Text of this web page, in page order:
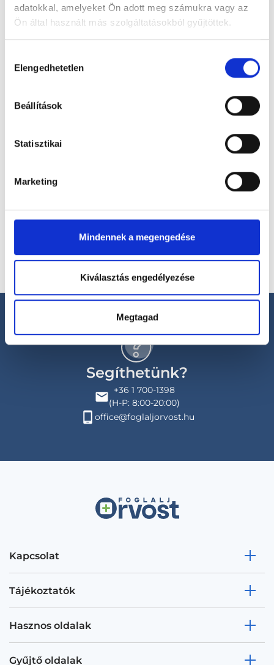
adatokkal, amelyeket Ön adott meg számukra vagy az
Ön által használt más szolgáltatásokból gyűjtöttek.
szabályzat:https://foglaljorvost.hu/info/foglaljorvost-
kiválasztása
Elengedhetetlen
Beállítások
Statisztikai
Marketing
Mindennek a megengedése
Kiválasztás engedélyezése
Megtagad
2051 Biatorbágy, Mester u. 2.
magánorvosokhoz most!
Válassz szakterületet
Válassz helyszínt
Segíthetünk?
+36 1 700-1398
(H-P: 8:00-20:00)
office@foglaljorvost.hu
Kapcsolat
Tájékoztatók
Hasznos oldalak
Gyűjtő oldalak